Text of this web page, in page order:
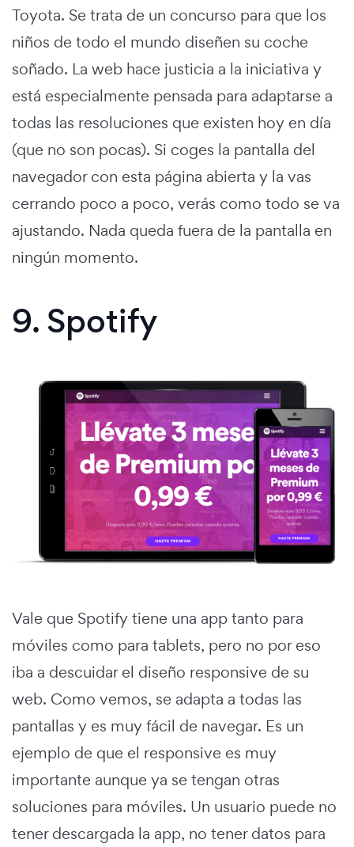
Toyota. Se trata de un concurso para que los
niños de todo el mundo diseñen su coche
soñado. La web hace justicia a la iniciativa y
está especialmente pensada para adaptarse a
todas las resoluciones que existen hoy en día
(que no son pocas). Si coges la pantalla del
navegador con esta página abierta y la vas
cerrando poco a poco, verás como todo se va
ajustando. Nada queda fuera de la pantalla en
ningún momento.
9. Spotify
Vale que Spotify tiene una app tanto para
móviles como para tablets, pero no por eso
iba a descuidar el diseño responsive de su
web. Como vemos, se adapta a todas las
pantallas y es muy fácil de navegar. Es un
ejemplo de que el responsive es muy
importante aunque ya se tengan otras
soluciones para móviles. Un usuario puede no
tener descargada la app, no tener datos para